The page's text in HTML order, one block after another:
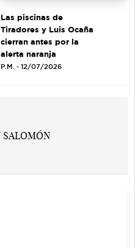
Las piscinas de
Tiradores y Luis Ocaña
cierran antes por la
alerta naranja
P.M. - 12/07/2026